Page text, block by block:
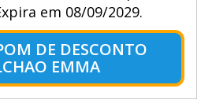
em 08/09/2029.
DE DESCONTO
EMMA